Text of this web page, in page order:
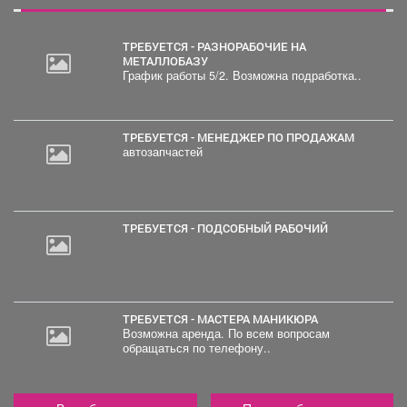
ТРЕБУЕТСЯ - РАЗНОРАБОЧИЕ НА
МЕТАЛЛОБАЗУ
График работы 5/2. Возможна подработка..
ТРЕБУЕТСЯ - МЕНЕДЖЕР ПО ПРОДАЖАМ
автозапчастей
ТРЕБУЕТСЯ - ПОДСОБНЫЙ РАБОЧИЙ
ТРЕБУЕТСЯ - МАСТЕРА МАНИКЮРА
Возможна аренда. По всем вопросам
обращаться по телефону..